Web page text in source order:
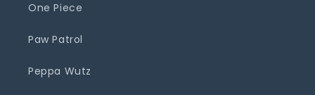
One Piece
Paw Patrol
Peppa Wutz